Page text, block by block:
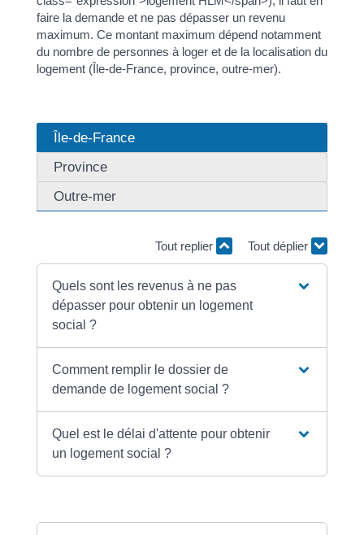
faire la demande et ne pas dépasser un revenu
maximum. Ce montant maximum dépend notamment
du nombre de personnes à loger et de la localisation du
logement (Île-de-France, province, outre-mer).
Île-de-France
Province
Outre-mer
Tout replier Tout déplier
Quels sont les revenus à ne pas
dépasser pour obtenir un logement
social ?
Comment remplir le dossier de
demande de logement social ?
Quel est le délai d'attente pour obtenir
un logement social ?